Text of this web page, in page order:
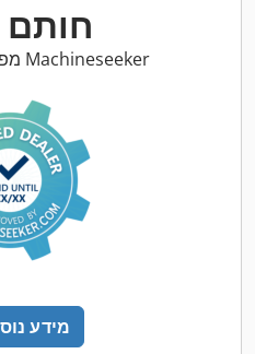
חותם
מפיצים מוסמכים של Machineseeker
מידע